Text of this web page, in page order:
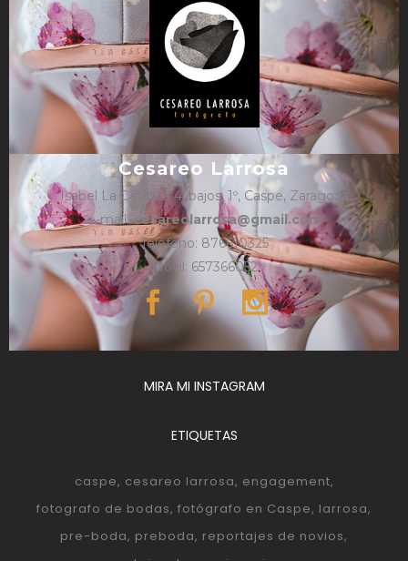
Cesareo Larrosa
Isabel La Católica 4, bajos, 1º, Caspe, Zaragoza
e-mail:cesareolarrosa@gmail.com
Teléfono: 876610325
Móvil: 657366052
MIRA MI INSTAGRAM
ETIQUETAS
caspe cesareo larrosa engagement
fotografo de bodas fotógrafo en Caspe larrosa
pre-boda preboda reportajes de novios